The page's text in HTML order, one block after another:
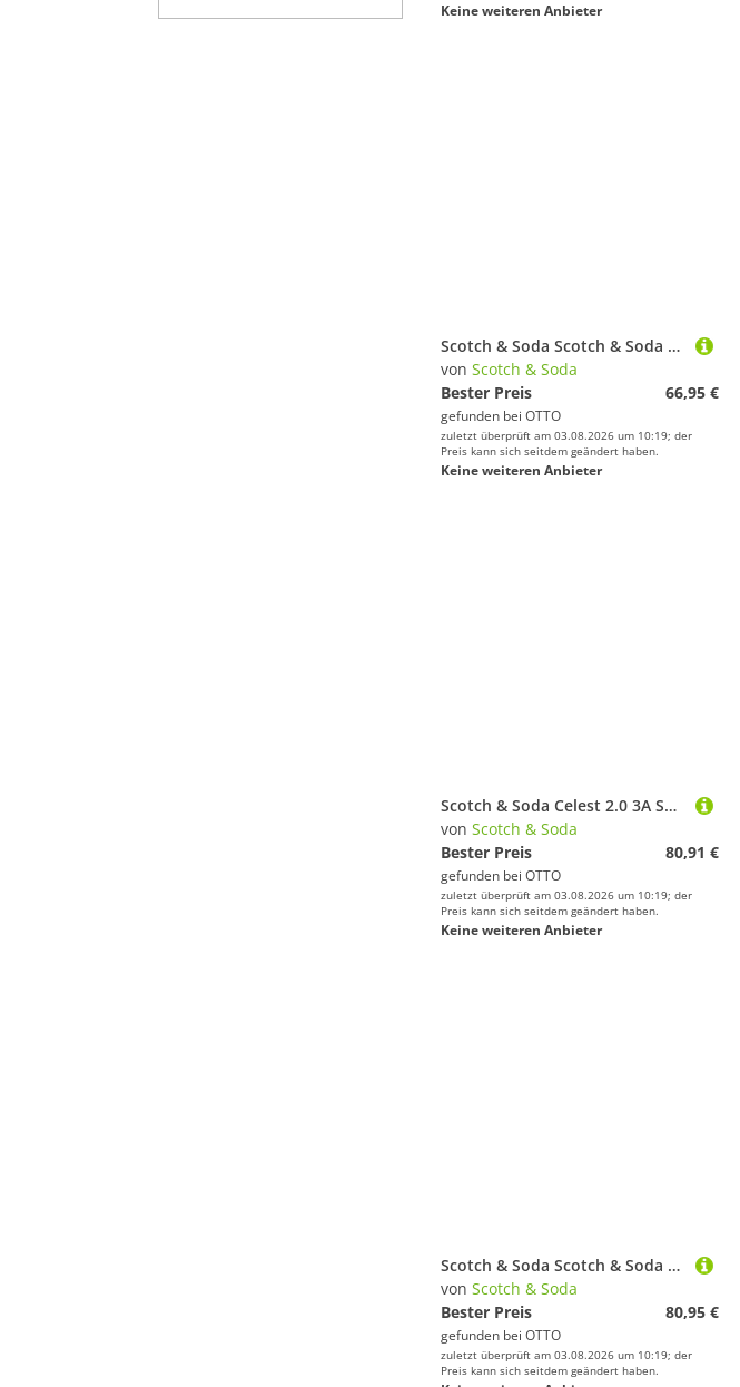
Keine weiteren Anbieter
Scotch & Soda Scotch & Soda Sneaker Veloursleder/Mesh Sneaker
von Scotch & Soda
Bester Preis
66,95 €
gefunden bei OTTO
zuletzt überprüft am 03.08.2026 um 10:19; der
Preis kann sich seitdem geändert haben.
Keine weiteren Anbieter
Scotch & Soda Celest 2.0 3A Sneaker
von Scotch & Soda
Bester Preis
80,91 €
gefunden bei OTTO
zuletzt überprüft am 03.08.2026 um 10:19; der
Preis kann sich seitdem geändert haben.
Keine weiteren Anbieter
Scotch & Soda Scotch & Soda Sneaker Lederimitat Sneaker
von Scotch & Soda
Bester Preis
80,95 €
gefunden bei OTTO
zuletzt überprüft am 03.08.2026 um 10:19; der
Preis kann sich seitdem geändert haben.